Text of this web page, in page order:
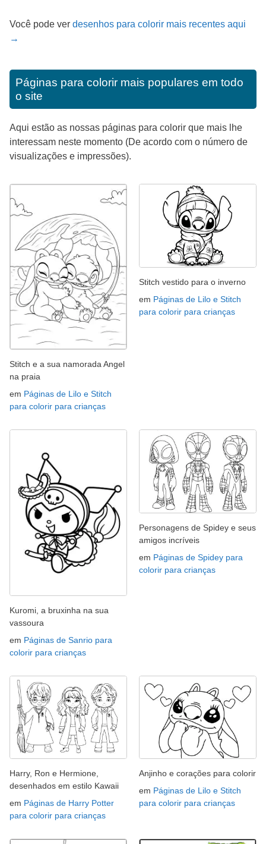
Você pode ver desenhos para colorir mais recentes aqui
→
Páginas para colorir mais populares em todo
o site
Aqui estão as nossas páginas para colorir que mais lhe
interessam neste momento (De acordo com o número de
visualizações e impressões).
Stitch e a sua namorada Angel
na praia
em Páginas de Lilo e Stitch
para colorir para crianças
Stitch vestido para o inverno
em Páginas de Lilo e Stitch
para colorir para crianças
Kuromi, a bruxinha na sua
vassoura
em Páginas de Sanrio para
colorir para crianças
Personagens de Spidey e seus
amigos incríveis
em Páginas de Spidey para
colorir para crianças
Harry, Ron e Hermione,
desenhados em estilo Kawaii
em Páginas de Harry Potter
para colorir para crianças
Anjinho e corações para colorir
em Páginas de Lilo e Stitch
para colorir para crianças